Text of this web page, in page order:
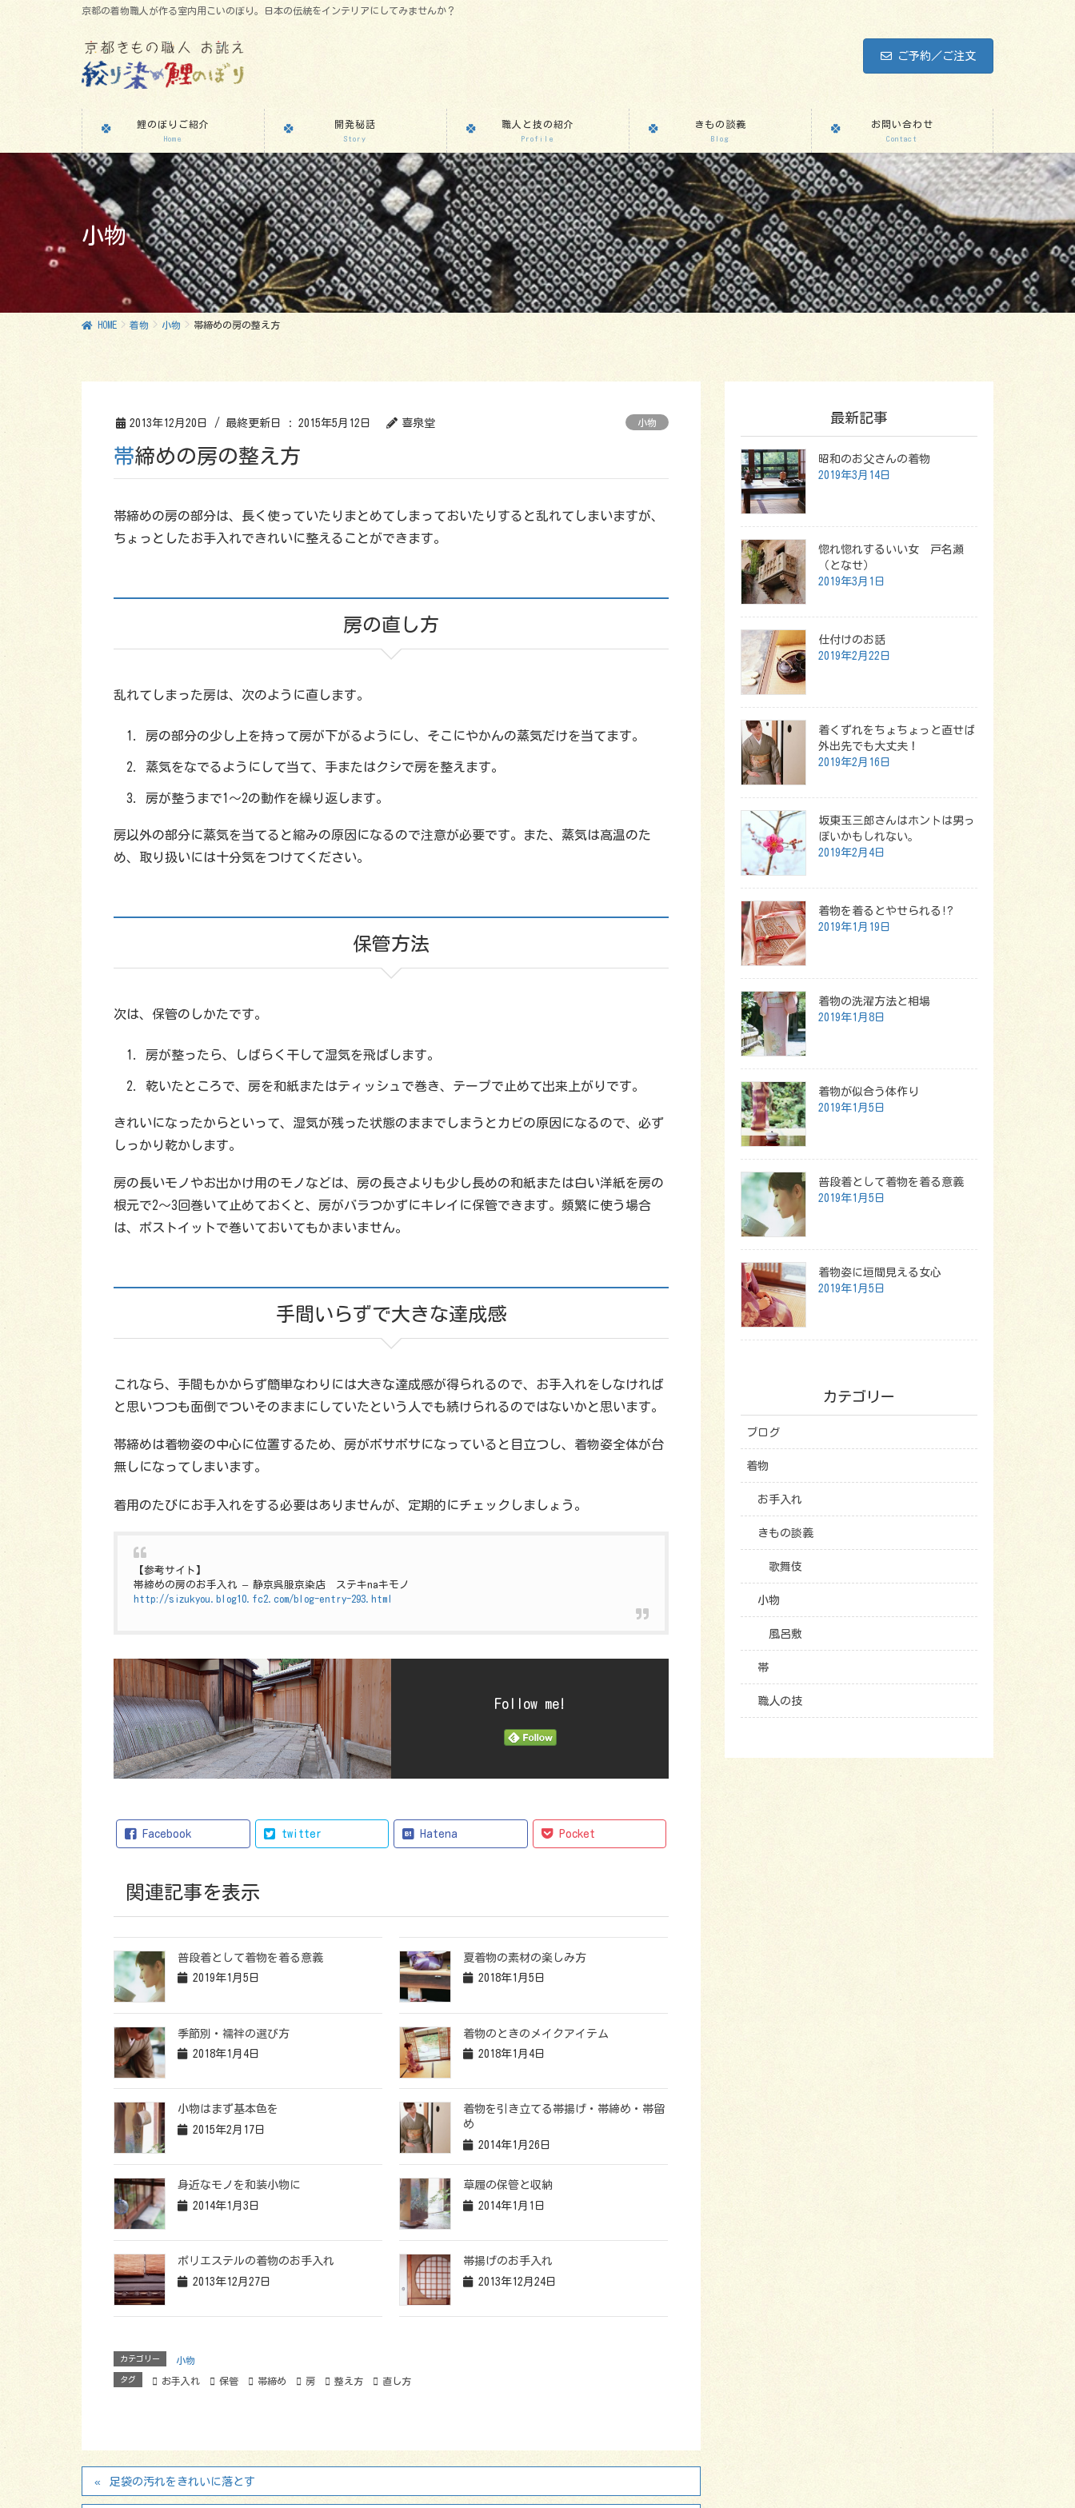
京都の着物職人が作る室内用こいのぼり。日本の伝統をインテリアにしてみませんか？
ご予約／ご注文
鯉のぼりご紹介
Home
開発秘話
Story
職人と技の紹介
Profile
きもの談義
Blog
お問い合わせ
Contact
小物
HOME 着物 小物 帯締めの房の整え方
2013年12月20日 / 最終更新日 : 2015年5月12日 喜泉堂 小物
帯締めの房の整え方
帯締めの房の部分は、長く使っていたりまとめてしまっておいたりすると乱れてしまいますが、
ちょっとしたお手入れできれいに整えることができます。
房の直し方
乱れてしまった房は、次のように直します。
房の部分の少し上を持って房が下がるようにし、そこにやかんの蒸気だけを当てます。
蒸気をなでるようにして当て、手またはクシで房を整えます。
房が整うまで1〜2の動作を繰り返します。
房以外の部分に蒸気を当てると縮みの原因になるので注意が必要です。また、蒸気は高温のた
め、取り扱いには十分気をつけてください。
保管方法
次は、保管のしかたです。
房が整ったら、しばらく干して湿気を飛ばします。
乾いたところで、房を和紙またはティッシュで巻き、テープで止めて出来上がりです。
きれいになったからといって、湿気が残った状態のままでしまうとカビの原因になるので、必ず
しっかり乾かします。
房の長いモノやお出かけ用のモノなどは、房の長さよりも少し長めの和紙または白い洋紙を房の
根元で2〜3回巻いて止めておくと、房がバラつかずにキレイに保管できます。頻繁に使う場合
は、ポストイットで巻いておいてもかまいません。
手間いらずで大きな達成感
これなら、手間もかからず簡単なわりには大きな達成感が得られるので、お手入れをしなければ
と思いつつも面倒でついそのままにしていたという人でも続けられるのではないかと思います。
帯締めは着物姿の中心に位置するため、房がボサボサになっていると目立つし、着物姿全体が台
無しになってしまいます。
着用のたびにお手入れをする必要はありませんが、定期的にチェックしましょう。
【参考サイト】
帯締めの房のお手入れ – 静京呉服京染店 ステキnaキモノ
http://sizukyou.blog10.fc2.com/blog-entry-293.html
Follow me!
Facebook twitter Hatena Pocket
関連記事を表示
普段着として着物を着る意義
2019年1月5日
夏着物の素材の楽しみ方
2018年1月5日
季節別・襦袢の選び方
2018年1月4日
着物のときのメイクアイテム
2018年1月4日
小物はまず基本色を
2015年2月17日
着物を引き立てる帯揚げ・帯締め・帯留
め
2014年1月26日
身近なモノを和装小物に
2014年1月3日
草履の保管と収納
2014年1月1日
ポリエステルの着物のお手入れ
2013年12月27日
帯揚げのお手入れ
2013年12月24日
カテゴリー 小物
タグ お手入れ 保管 帯締め 房 整え方 直し方
足袋の汚れをきれいに落とす
最新記事
昭和のお父さんの着物
2019年3月14日
惚れ惚れするいい女 戸名瀬
（となせ）
2019年3月1日
仕付けのお話
2019年2月22日
着くずれをちょちょっと直せば
外出先でも大丈夫！
2019年2月16日
坂東玉三郎さんはホントは男っ
ぽいかもしれない。
2019年2月4日
着物を着るとやせられる!?
2019年1月19日
着物の洗濯方法と相場
2019年1月8日
着物が似合う体作り
2019年1月5日
普段着として着物を着る意義
2019年1月5日
着物姿に垣間見える女心
2019年1月5日
カテゴリー
ブログ
着物
お手入れ
きもの談義
歌舞伎
小物
風呂敷
帯
職人の技